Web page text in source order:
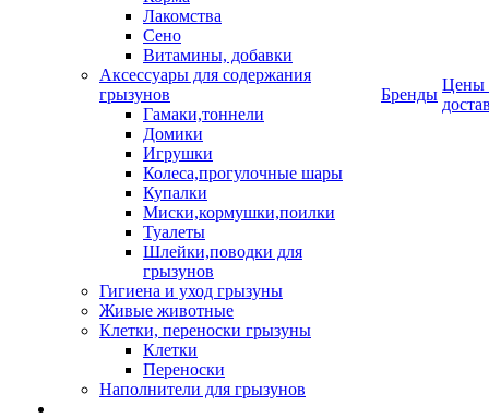
Лакомства
Сено
Витамины, добавки
Аксессуары для содержания
грызунов
Гамаки,тоннели
Домики
Игрушки
Колеса,прогулочные шары
Купалки
Миски,кормушки,поилки
Туалеты
Шлейки,поводки для
грызунов
Гигиена и уход грызуны
Живые животные
Клетки, переноски грызуны
Клетки
Переноски
Наполнители для грызунов
Бренды
Цены